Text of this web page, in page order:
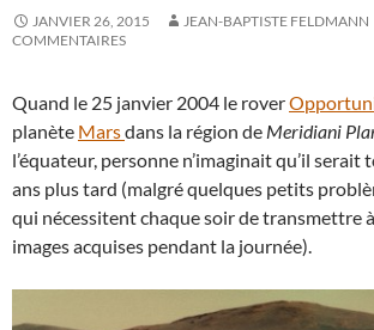
JANVIER 26, 2015 JEAN-BAPTISTE FELDMANN
COMMENTAIRES
Quand le 25 janvier 2004 le rover
planète Marsdans la région de Meridiani
l’équateur, personne n’imaginait qu’il
ans plus tard (malgré quelques petits
qui nécessitent chaque soir de transmettre
images acquises pendant la journée).